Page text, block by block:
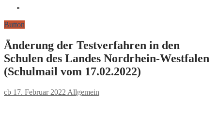
Button
Änderung der Testverfahren in den
Schulen des Landes Nordrhein-Westfalen
(Schulmail vom 17.02.2022)
cb 17. Februar 2022 Allgemein